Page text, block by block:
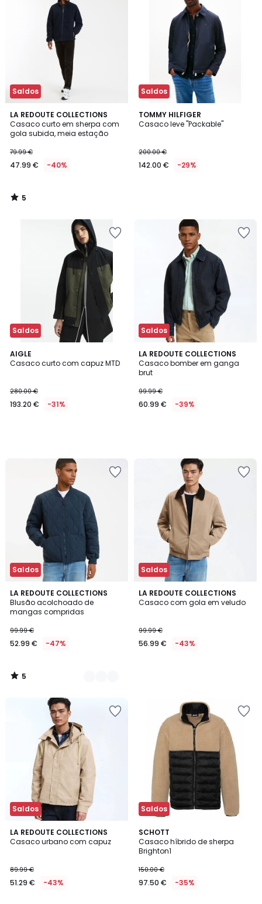
Saldos
LA REDOUTE COLLECTIONS
Casaco curto em sherpa com
gola subida, meia estação
79.99 €
47.99 € -40%
5
/
5
5
/
Saldos
TOMMY HILFIGER
Casaco leve "Packable"
200.00 €
142.00 € -29%
Saldos
AIGLE
Casaco curto com capuz MTD
280.00 €
193.20 € -31%
Saldos
LA REDOUTE COLLECTIONS
Casaco bomber em ganga
brut
99.99 €
60.99 € -39%
Saldos
LA REDOUTE COLLECTIONS
Blusão acolchoado de
mangas compridas
99.99 €
52.99 € -47%
5
/
5
2
Cores
5
/
Saldos
LA REDOUTE COLLECTIONS
Casaco com gola em veludo
99.99 €
56.99 € -43%
Saldos
LA REDOUTE COLLECTIONS
Casaco urbano com capuz
89.99 €
51.29 € -43%
Saldos
SCHOTT
Casaco híbrido de sherpa
Brighton1
150.00 €
97.50 € -35%